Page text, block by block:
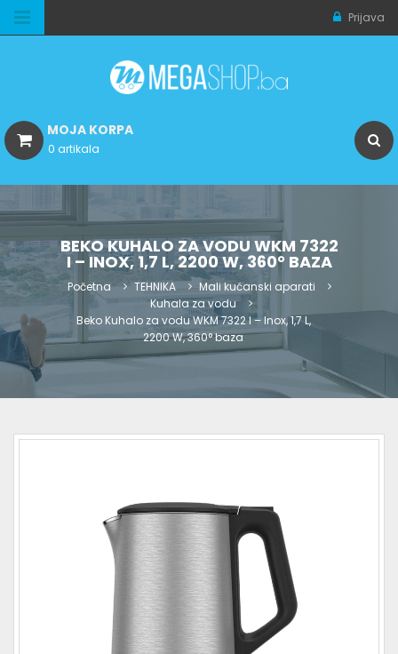
Prijava
MOJA KORPA
0 artikala
BEKO KUHALO ZA VODU WKM 7322
I – INOX, 1,7 L, 2200 W, 360° BAZA
Početna TEHNIKA
Mali kućanski aparati
Kuhala za vodu
Beko Kuhalo za vodu WKM 7322 I – Inox, 1,7 L,
2200 W, 360° baza